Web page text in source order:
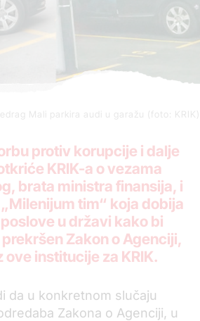
Mali parkira audi u garažu (foto: KRIK)
protiv korupcije i dalje
KRIK-a o vezama
brata ministra finansija, i
tim“ koja dobija
u državi kako bi
Zakon o Agenciji,
ove institucije za KRIK.
da u konkretnom slučaju
Zakona o Agenciji, u